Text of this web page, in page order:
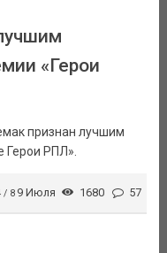
«Герои
признан лучшим
Герои РПЛ».
/ 8 9 Июля 1680 57